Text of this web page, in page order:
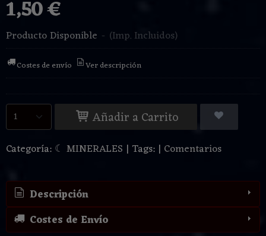
1,50 €
Producto Disponible - (Imp. Incluidos)
Costes de envío Ver descripción
Añadir a Carrito
Categoría: ☾ MINERALES | Tags: | Comentarios
Descripción
Costes de Envío